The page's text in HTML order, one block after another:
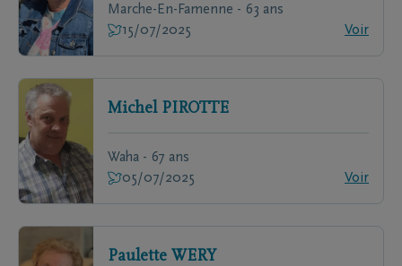
Marche-En-Famenne - 63 ans
15/07/2025
Voir
Michel PIROTTE
Waha - 67 ans
05/07/2025
Voir
Paulette WERY